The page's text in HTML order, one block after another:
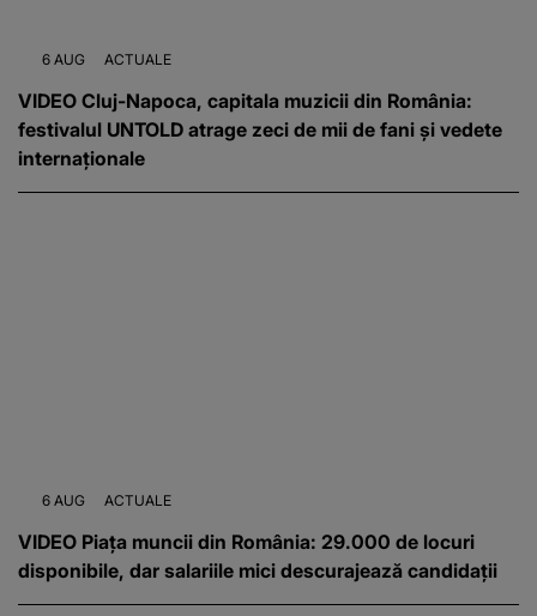
6 AUG ACTUALE
VIDEO Cluj-Napoca, capitala muzicii din România:
festivalul UNTOLD atrage zeci de mii de fani și vedete
internaționale
6 AUG ACTUALE
VIDEO Piața muncii din România: 29.000 de locuri
disponibile, dar salariile mici descurajează candidații